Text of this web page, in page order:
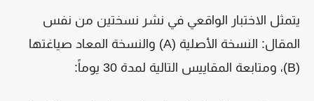
يتمثل الاختبار الواقعي في نشر نسختين من نفس
المقال: النسخة الأصلية (A) والنسخة المعاد صياغتها